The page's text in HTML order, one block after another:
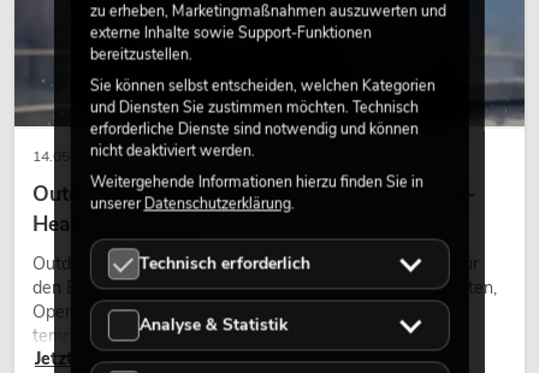
14.05.2026
Outdoor Moving-Heads: Wetterfeste Moving-
Heads bei Events
Outdoor Moving-Heads sind bewegliche Scheinwerfer für
den Einsatz im Freien. Sie werden bei Festivals, Stadtfesten,
Open-Air-Konzerten, Architekturinszenierungen und
temporären Außeninstallationen eingesetzt.
Jetzt lesen
zu erheben, Marketingmaßnahmen auszuwerten und
externe Inhalte sowie Support-Funktionen
bereitzustellen.
Sie können selbst entscheiden, welchen Kategorien
und Diensten Sie zustimmen möchten. Technisch
erforderliche Dienste sind notwendig und können
nicht deaktiviert werden.
Weitergehende Informationen hierzu finden Sie in
unsererDatenschutzerklärung.
Technisch erforderlich
Analyse & Statistik